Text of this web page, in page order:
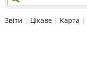
Звіти | Цікаве | Карта |